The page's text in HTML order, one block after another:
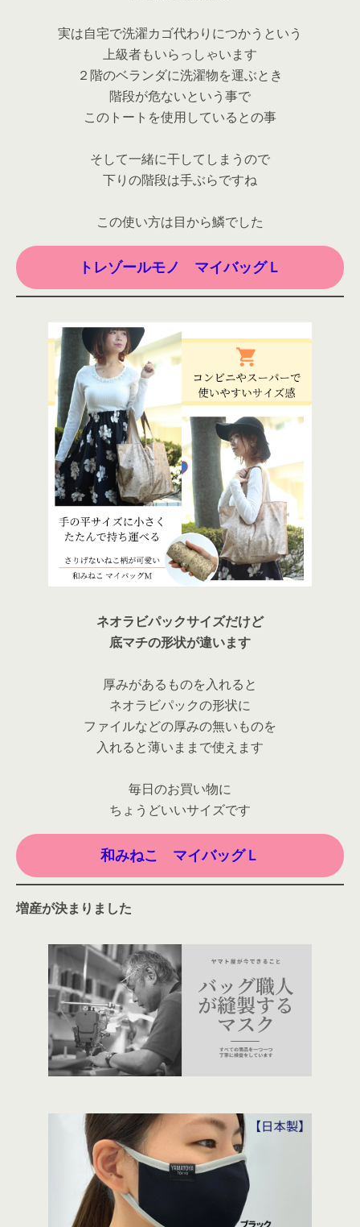
実は自宅で洗濯カゴ代わりにつかうという
上級者もいらっしゃいます
２階のベランダに洗濯物を運ぶとき
階段が危ないという事で
このトートを使用しているとの事
そして一緒に干してしまうので
下りの階段は手ぶらですね
この使い方は目から鱗でした
トレゾールモノ マイバッグＬ
ネオラビパックサイズだけど
底マチの形状が違います
厚みがあるものを入れると
ネオラビパックの形状に
ファイルなどの厚みの無いものを
入れると薄いままで使えます
毎日のお買い物に
ちょうどいいサイズです
和みねこ マイバッグＬ
増産が決まりました